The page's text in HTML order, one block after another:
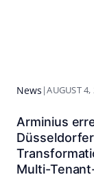
News |AUGUST
Arminius
Multi-